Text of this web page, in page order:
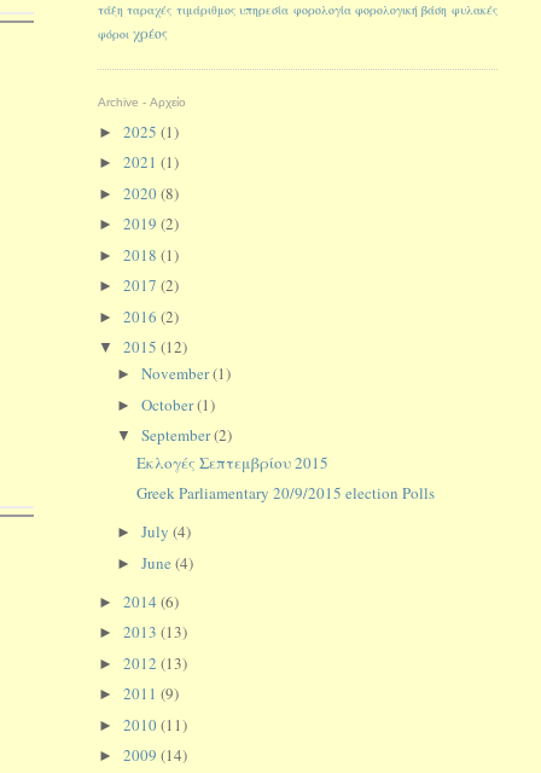
τάξη ταραχές τιμάριθμος υπηρεσία φορολογία φορολογική βάση φυλακές
φόροι χρέος
Archive - Αρχείο
► 2025 (1)
► 2021 (1)
► 2020(8)
► 2019 (2)
► 2018 (1)
► 2017 (2)
► 2016 (2)
▼ 2015 (12)
►November(1)
►October(1)
▼September(2)
Εκλογές Σεπτεμβρίου 2015
Greek Parliamentary 20/9/2015 election Polls
►July(4)
►June(4)
► 2014 (6)
► 2013 (13)
► 2012 (13)
► 2011 (9)
► 2010(11)
► 2009 (14)